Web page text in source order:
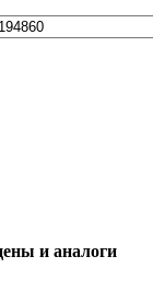
и аналоги